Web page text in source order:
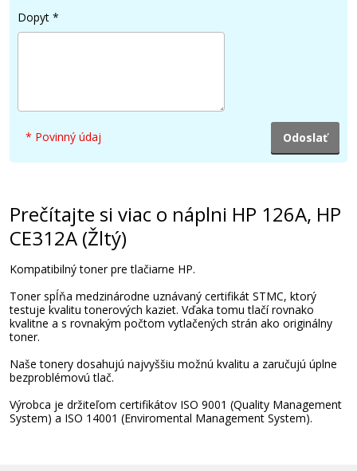
HP 126A, HP CE310AD (Čierny) multipack
47,90 €
Pridať do košíka
Dopyt *
* Povinný údaj
Prečítajte si viac o náplni HP 126A, HP
CE312A (Žltý)
Kompatibilný toner pre tlačiarne HP.
Toner spĺňa medzinárodne uznávaný certifikát STMC, ktorý
testuje kvalitu tonerových kaziet. Vďaka tomu tlačí rovnako
kvalitne a s rovnakým počtom vytlačených strán ako originálny
toner.
Naše tonery dosahujú najvyššiu možnú kvalitu a zaručujú úplne
bezproblémovú tlač.
Výrobca je držiteľom certifikátov ISO 9001 (Quality Management
System) a ISO 14001 (Enviromental Management System).